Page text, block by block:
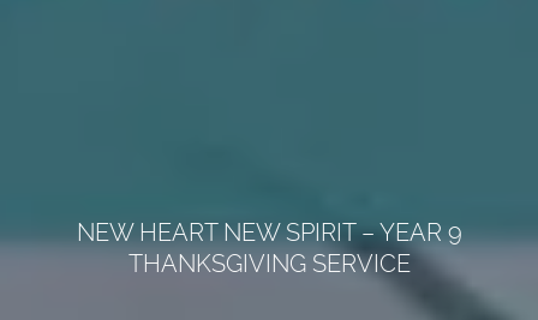
NEW HEART NEW SPIRIT – YEAR 9
THANKSGIVING SERVICE